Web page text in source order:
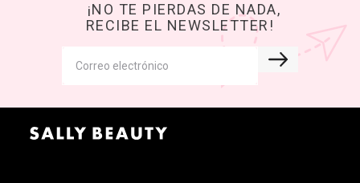
¡NO TE PIERDAS DE NADA,
RECIBE EL NEWSLETTER!